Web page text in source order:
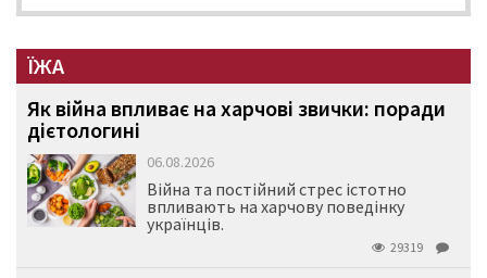
ЇЖА
Як війна впливає на харчові звички: поради
дієтологині
06.08.2026
Війна та постійний стрес істотно
впливають на харчову поведінку
українців.
29319